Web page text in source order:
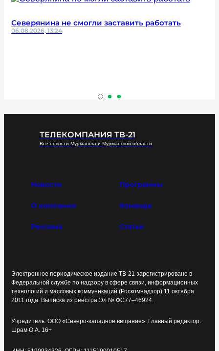
Северянина не смогли заставить работать
06.08.2026, 13:24
ТЕЛЕКОМПАНИЯ ТВ-21
Все новости Мурманска и Мурманской области
Новости Программы
О компании Команда
Реклама Статьи
Электронное периодическое издание ТВ-21 зарегистрировано в
Федеральной службе по надзору в сфере связи, информационных
технологий и массовых коммуникаций (Роскомнадзор) 11 октября
2011 года. Выписка из реестра Эл № ФС77–46924.
Учредитель: ООО «Северо-западное вещание». Главный редактор:
Шрам О.А. 16+